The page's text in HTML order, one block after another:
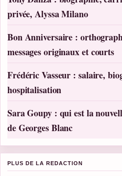
privée, Alyssa Milano
Bon Anniversaire :
messages originaux et courts
Frédéric Vasseur : salaire,
hospitalisation
Sara Goupy : qui est la
de Georges Blanc
PLUS DE LA REDACTION